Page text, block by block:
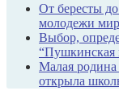
От бересты
молодежи
Выбор,
“Пушкинская
Малая
открыла